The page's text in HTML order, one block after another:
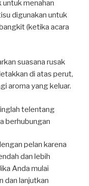
menahan
digunakan untuk
(ketika acara
suasana rusak
di atas perut,
aroma yang keluar.
telentang
berhubungan
pelan karena
dan lebih
Anda mulai
dan lanjutkan